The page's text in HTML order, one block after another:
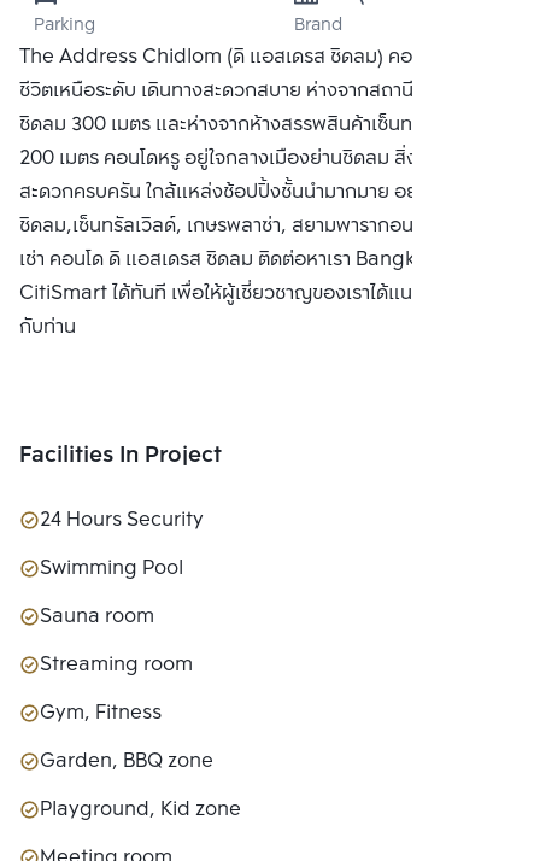
Parking
PUBLIC CO.,
LTD.
Brand
The Address Chidlom (ดิ แอสเดรส ชิดลม) คอนโดที่ให้คุณใช้
ชีวิตเหนือระดับ เดินทางสะดวกสบาย ห่างจากสถานีรถไฟฟ้า BTS
ชิดลม 300 เมตร และห่างจากห้างสรรพสินค้าเซ็นทรัล ชิดลม
200 เมตร คอนโดหรู อยู่ใจกลางเมืองย่านชิดลม สิ่งอำนวย
สะดวกครบครัน ใกล้แหล่งช้อปปิ้งชั้นนำมากมาย อย่าง เซ็นทรัล
ชิดลม,เซ็นทรัลเวิลด์, เกษรพลาซ่า, สยามพารากอน ซื้อ ขาย หรือ
เช่า คอนโด ดิ แอสเดรส ชิดลม ติดต่อหาเรา Bangkok
CitiSmart ได้ทันที เพื่อให้ผู้เชี่ยวชาญของเราได้แนะนำคอนโดให้
กับท่าน
Facilities In Project
24 Hours Security
Swimming Pool
Sauna room
Streaming room
Gym, Fitness
Garden, BBQ zone
Playground, Kid zone